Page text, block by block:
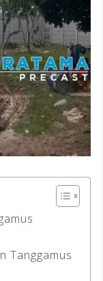
Tanggamus